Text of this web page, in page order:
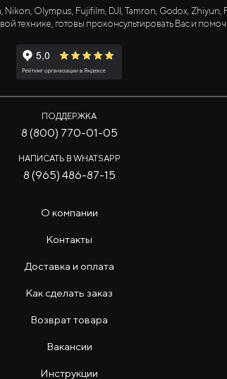
Olympus, Fujifilm, DJI, Tamron, Godox,
технике, готовы проконсультировать Вас и
ПОДДЕРЖКА
8 (800) 770-01-05
НАПИСАТЬ В WHATSAPP
8 (965) 486-87-15
О компании
Контакты
Доставка и оплата
Как сделать заказ
Возврат товара
Вакансии
Инструкции